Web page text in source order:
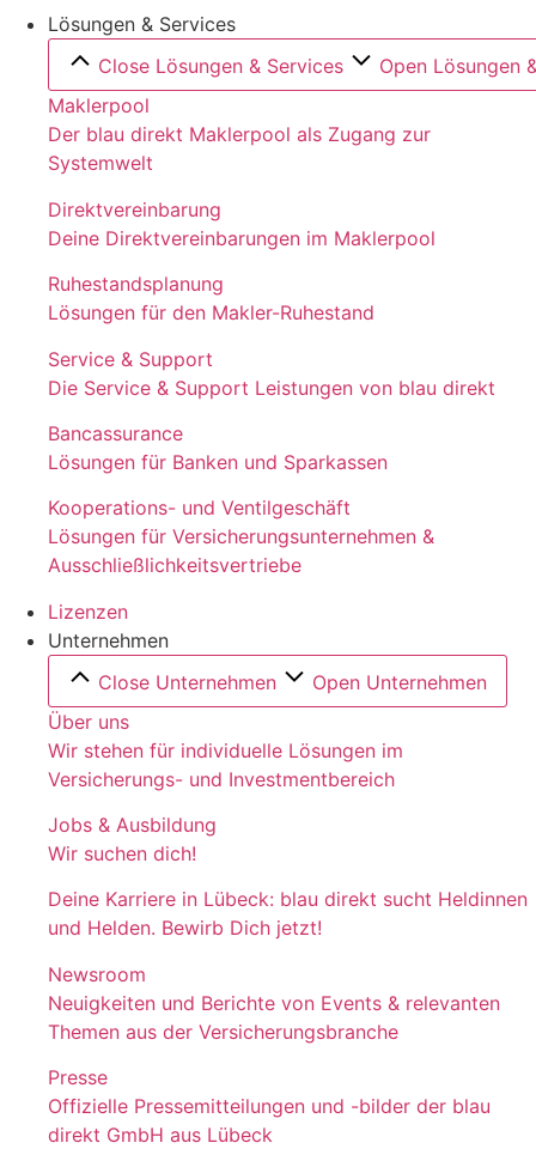
Lösungen & Services
Close Lösungen & Services
Open Lösungen
Maklerpool
Der blau direkt Maklerpool als Zugang zur
Systemwelt
Direktvereinbarung
Deine Direktvereinbarungen im Maklerpool
Ruhestandsplanung
Lösungen für den Makler-Ruhestand
Service & Support
Die Service & Support Leistungen von blau direkt
Bancassurance
Lösungen für Banken und Sparkassen
Kooperations- und Ventilgeschäft
Lösungen für Versicherungsunternehmen &
Ausschließlichkeitsvertriebe
Lizenzen
Unternehmen
Close Unternehmen
Open Unternehmen
Über uns
Wir stehen für individuelle Lösungen im
Versicherungs- und Investmentbereich
Jobs & Ausbildung
Wir suchen dich!
Deine Karriere in Lübeck: blau direkt sucht Heldinnen
und Helden. Bewirb Dich jetzt!
Newsroom
Neuigkeiten und Berichte von Events & relevanten
Themen aus der Versicherungsbranche
Presse
Offizielle Pressemitteilungen und -bilder der blau
direkt GmbH aus Lübeck